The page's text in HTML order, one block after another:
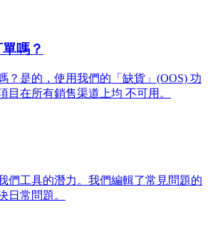
嗎？
？是的，使用我們的「缺貨」(OOS) 功
目在所有銷售渠道上均 不可用。
們工具的潛力。我們編輯了常見問題的
日常問題。